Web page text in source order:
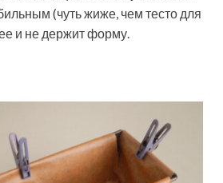
(чуть жиже, чем тесто для
и не держит форму.